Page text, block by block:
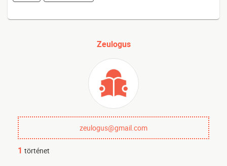
Zeulogus
zeulogus@gmail.com
1 történet